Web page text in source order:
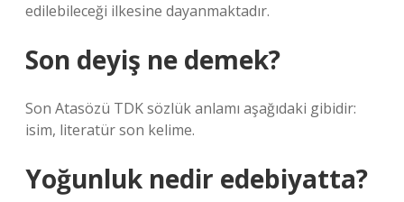
edilebileceği ilkesine dayanmaktadır.
Son deyiş ne demek?
Son Atasözü TDK sözlük anlamı aşağıdaki gibidir:
isim, literatür son kelime.
Yoğunluk nedir edebiyatta?